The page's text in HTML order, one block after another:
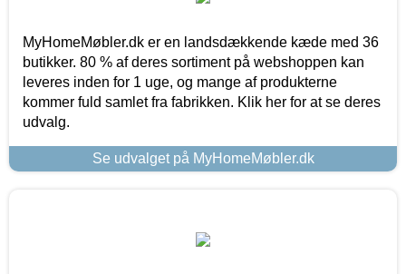
MyHomeMøbler.dk er en landsdækkende kæde med 36
butikker. 80 % af deres sortiment på webshoppen kan
leveres inden for 1 uge, og mange af produkterne
kommer fuld samlet fra fabrikken. Klik her for at se deres
udvalg.
Se udvalget på MyHomeMøbler.dk